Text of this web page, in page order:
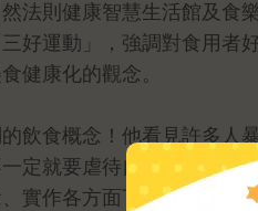
法則健康智慧生活館及食
好運動」，強調對食用者
健康化的觀念。
飲食概念！他看見許多
定就要虐待自己的味覺
實作各方面下手，也應邀